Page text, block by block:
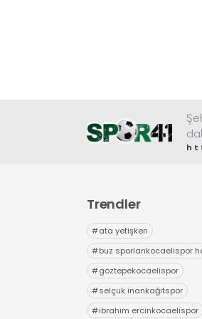
Trendler
#ata yetişken
#buz sporlarıkocaelispor
#göztepekocaelispor
#selçuk inankağıtspor
#ibrahim ercinkocaelispor